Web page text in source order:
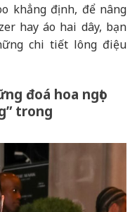
khẳng định, để nâng
hay áo hai dây, bạn
chi tiết lông điệu
đoá hoa ngọt
trong